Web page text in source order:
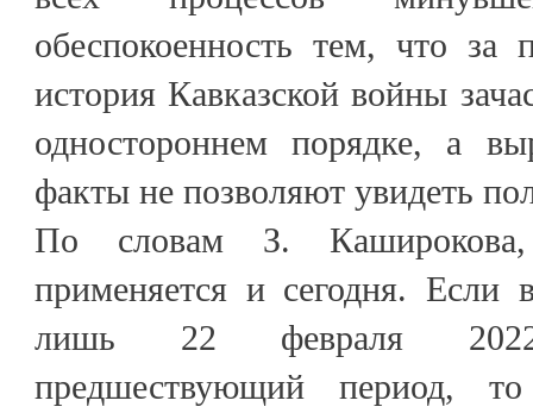
обеспокоенность тем, что за
история Кавказской войны
одностороннем порядке, а
факты не позволяют увидеть
По словам З.
применяется и сегодня. Если
лишь 22 февраля
предшествующий период, то